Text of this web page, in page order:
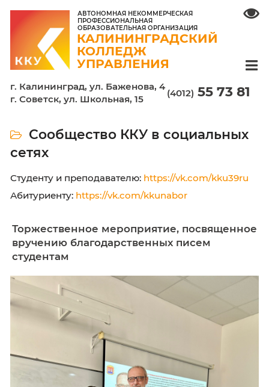
АВТОНОМНАЯ НЕКОММЕРЧЕСКАЯ
ПРОФЕССИОНАЛЬНАЯ
ОБРАЗОВАТЕЛЬНАЯ ОРГАНИЗАЦИЯ
КАЛИНИНГРАДСКИЙ
КОЛЛЕДЖ
г. Калининград, ул. Баженова, 4
Сообщество ККУ в
сетях
Абитуриенту:https://vk.com/kkunabor
Торжественное мероприятие,
вручению благодарственных писем
студентам